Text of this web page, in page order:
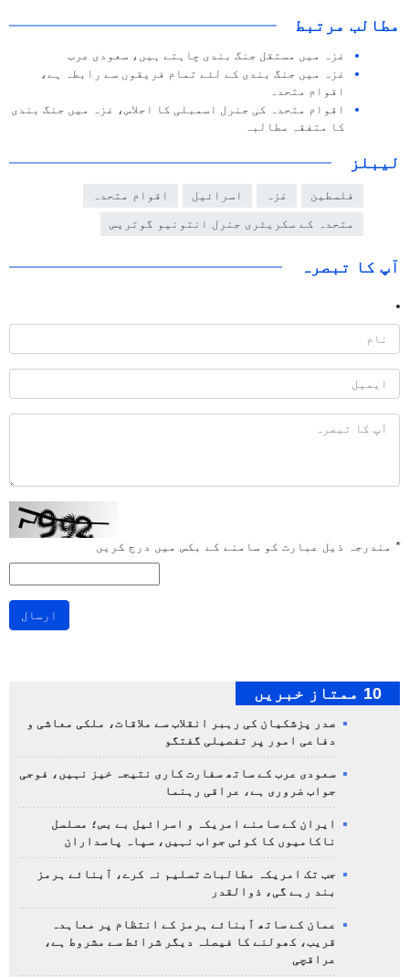
مطالب مرتبط
غزہ میں مستقل جنگ بندی چاہتے ہیں، سعودی عرب
غزہ میں جنگ بندی کے لئے تمام فریقوں سے رابطہ ہے،
اقوام متحدہ
اقوام متحدہ کی جنرل اسمبلی کا اجلاس، غزہ میں جنگ بندی
کا متفقہ مطالبہ
لیبلز
فلسطین غزہ اسرائیل اقوام متحدہ
متحدہ کے سکریٹری جنرل انتونیو گوتریس
آپ کا تبصرہ
* مندرجہ ذیل عبارت کو سامنے کے بکس میں درج کریں
ارسال
10 ممتاز خبریں
صدر پزشکیان کی رہبر انقلاب سے ملاقات، ملکی معاشی و
دفاعی امور پر تفصیلی گفتگو
سعودی عرب کے ساتھ سفارت کاری نتیجہ خیز نہیں، فوجی
جواب ضروری ہے، عراقی رہنما
ایران کے سامنے امریکہ و اسرائیل بے بس؛ مسلسل
ناکامیوں کا کوئی جواب نہیں، سپاہ پاسداران
جب تک امریکہ مطالبات تسلیم نہ کرے، آبنائے ہرمز
بند رہے گی، ذوالقدر
عمان کے ساتھ آبنائے ہرمز کے انتظام پر معاہدہ
قریب، کھولنے کا فیصلہ دیگر شرائط سے مشروط ہے،
عراقچی